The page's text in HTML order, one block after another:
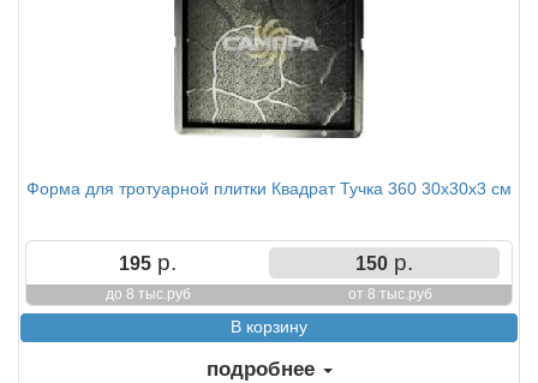
Форма для тротуарной плитки Квадрат Тучка 360 30х30х3 см
195 р.
до 8 тыс.руб
150р.
от 8 тыс.руб
подробнее